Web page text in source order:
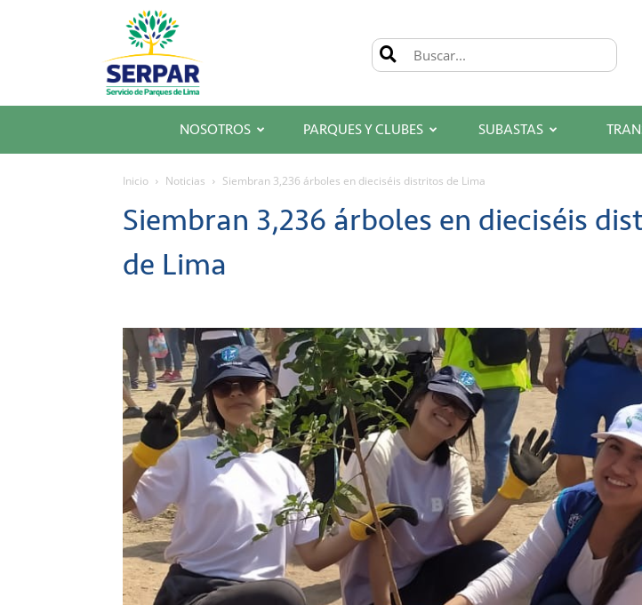
SERPAR
–
Servicio
de
Parques
de
NOSOTROS PARQUES Y CLUBES SUBASTAS
Inicio Noticias Siembran 3,236 árboles en dieciséis distritos de Lima
Siembran 3,236 árboles en dieciséis
de Lima